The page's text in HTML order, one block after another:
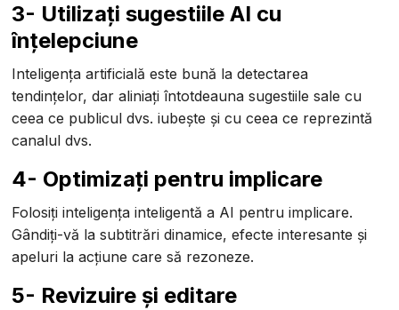
3- Utilizați sugestiile AI cu
înțelepciune
Inteligența artificială este bună la detectarea
tendințelor, dar aliniați întotdeauna sugestiile sale cu
ceea ce publicul dvs. iubește și cu ceea ce reprezintă
canalul dvs.
4- Optimizați pentru implicare
Folosiți inteligența inteligentă a AI pentru implicare.
Gândiți-vă la subtitrări dinamice, efecte interesante și
apeluri la acțiune care să rezoneze.
5- Revizuire și editare